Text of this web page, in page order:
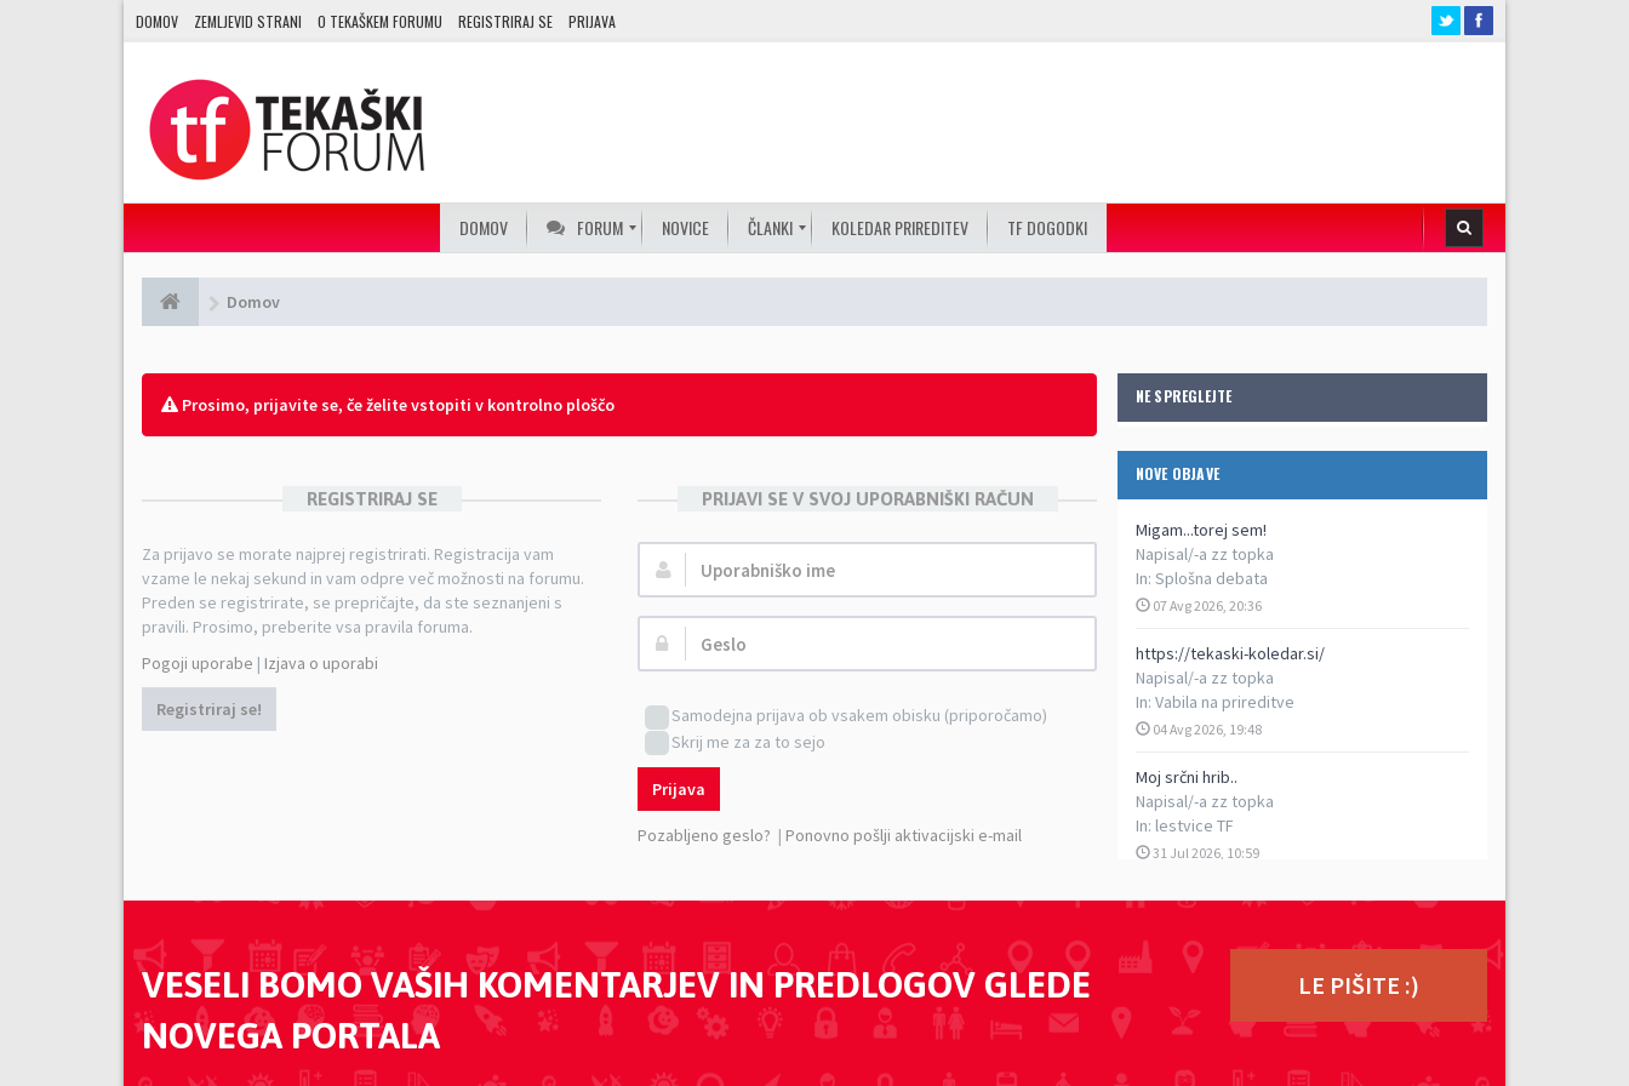
DOMOV ZEMLJEVID STRANI O TEKAŠKEM FORUMU REGISTRIRAJ SE PRIJAVA
DOMOV FORUM NOVICE ČLANKI KOLEDAR PRIREDITEV TF DOGODKI
Domov
NE SPREGLEJTE
NOVE OBJAVE
Migam...torej sem!
Napisal/-a zz topka
In: Splošna debata
07 Avg 2026, 20:36
https://tekaski-koledar.si/
Napisal/-a zz topka
In: Vabila na prireditve
04 Avg 2026, 19:48
Moj srčni hrib..
Napisal/-a zz topka
In: lestvice TF
31 Jul 2026, 10:59
5. vzpon na Porezen
In:
Poročila s prireditev
29 Jul 2026, 17:13
TEK DVOJK - petkilometrski rekreativni tek v
Napisal/-a
ziga
Prosimo, prijavite se, če želite vstopiti v kontrolno ploščo
REGISTRIRAJ SE
Za prijavo se morate najprej registrirati. Registracija vam
vzame le nekaj sekund in vam odpre več možnosti na forumu.
Preden se registrirate, se prepričajte, da ste seznanjeni s
pravili. Prosimo, preberite vsa pravila foruma.
Pogoji uporabe | Izjava o uporabi
Registriraj se!
PRIJAVI SE V SVOJ UPORABNIŠKI RAČUN
Uporabniško
ime:
Geslo:
Samodejna prijava ob vsakem obisku (priporočamo)
Skrij me za za to sejo
Prijava
Pozabljeno geslo? | Ponovno pošlji aktivacijski e-mail
VESELI BOMO VAŠIH KOMENTARJEV IN PREDLOGOV GLEDE
NOVEGA PORTALA
LE PIŠITE :)